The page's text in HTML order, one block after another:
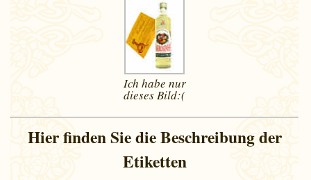
Ich habe nur
diesesBild:(
Hier finden Sie die Beschreibung der
Etiketten